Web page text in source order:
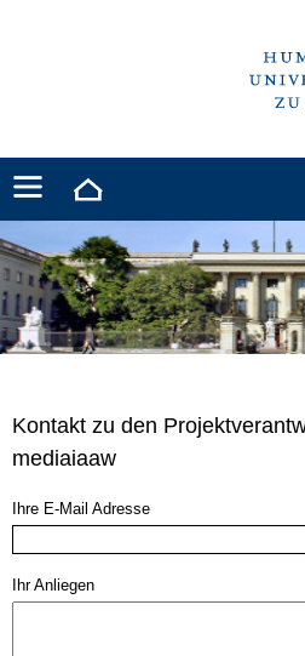
Kontakt zu den
mediaiaaw
Ihre E-Mail Adresse
Ihr Anliegen